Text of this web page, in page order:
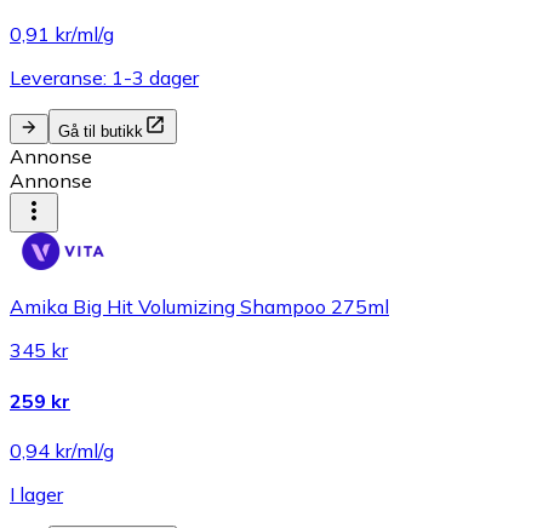
0,91 kr/ml/g
Leveranse: 1-3 dager
Gå til butikk
Annonse
Annonse
Amika Big Hit Volumizing Shampoo 275ml
345 kr
259 kr
0,94 kr/ml/g
I lager